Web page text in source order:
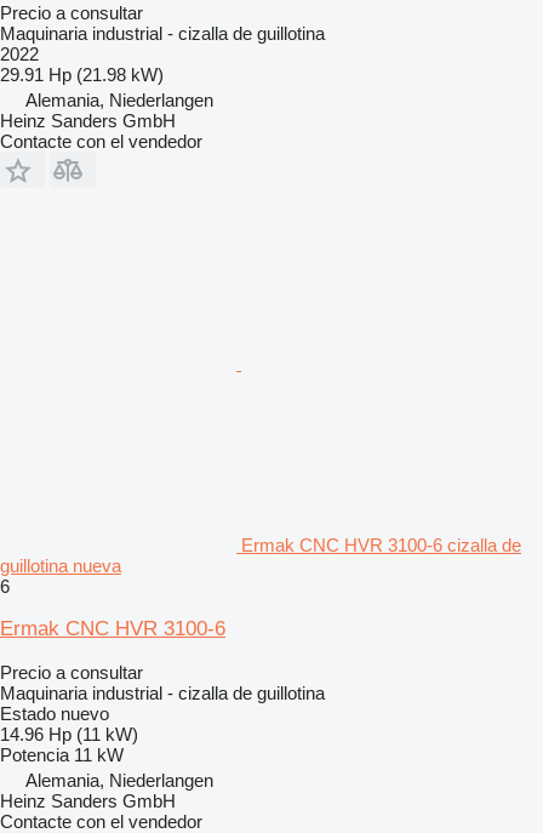
Precio a consultar
Maquinaria industrial - cizalla de guillotina
2022
29.91 Hp (21.98 kW)
Alemania, Niederlangen
Heinz Sanders GmbH
Contacte con el vendedor
Ermak CNC HVR 3100-6 cizalla de
guillotina nueva
6
Ermak CNC HVR 3100-6
Precio a consultar
Maquinaria industrial - cizalla de guillotina
Estado nuevo
14.96 Hp (11 kW)
Potencia 11 kW
Alemania, Niederlangen
Heinz Sanders GmbH
Contacte con el vendedor